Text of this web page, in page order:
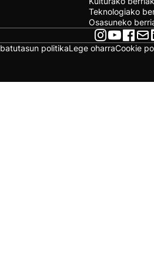
Teknologiako
Osasuneko
politikaLege oharraCookie